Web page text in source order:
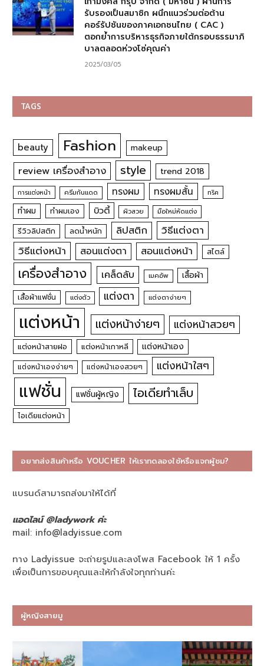
รับรองเป็นสมาชิก ผนึกแนวร่วมต่อต้าน
คอร์รัปชันของภาคเอกชนไทย ( CAC )
ตอกย้ำการบริหารธุรกิจภายใต้กรอบธรรมาภิ
บาลตลอดห่วงโซ่คุณค่า
2025/03/05
TAGS
beauty Fashion makeup
review เครื่องสำอาง style trend 2018
การแต่งหน้า ครีมกันแดด ทรงผม ทรงผมสั้น ทริค
ทำผม ทำผมเอง บิวตี้ ผิวสวย มือใหม่หัดแต่ง
รีวิวลิปสติก ลดน้ำหนัก ลิปสติก
วิธีแต่งตา
วิธีแต่งหน้า
สอนแต่งตา สอนแต่งหน้า สไตล์
เครื่องสำอาง เคล็ดลับ เมคอัพ เสื้อผ้า
เสื้อผ้าแฟชั่น แต่งตัว แต่งตา แต่งตาง่ายๆ
แต่งหน้า แต่งหน้าง่ายๆ แต่งหน้าสวยๆ
แต่งหน้าสายฝอ แต่งหน้าเกาหลี แต่งหน้าเอง
แต่งหน้าเองง่ายๆ แต่งหน้าเองสวยๆ แต่งหน้าใสๆ
แฟชั่น แฟชั่นผู้หญิง ไอเดียทำเล็บ
ไอเดียแต่งหน้า
อยากส่งสินค้าหรือ VOUCHER ให้เราทดลองใช้หรือแจกผู้ชม?
แบรนด์สามารถส่งมาให้ได้ที่
แอดไลน์ @ladywork ค่ะ
mail: info@ladyissue.com
ทาง Ladyissue จะถ่ายรูปและลงโพส Facebook ให้ 1 ครั้ง
เพื่อเป็นการขอบคุณและให้กำลังใจทุกท่านค่ะ
ผู้หญิงสายมู